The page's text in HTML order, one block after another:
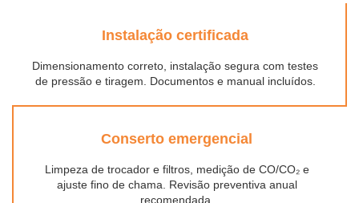
Instalação certificada
Dimensionamento correto, instalação segura com testes
de pressão e tiragem. Documentos e manual incluídos.
Conserto emergencial
Limpeza de trocador e filtros, medição de CO/CO₂ e
ajuste fino de chama. Revisão preventiva anual
recomendada.